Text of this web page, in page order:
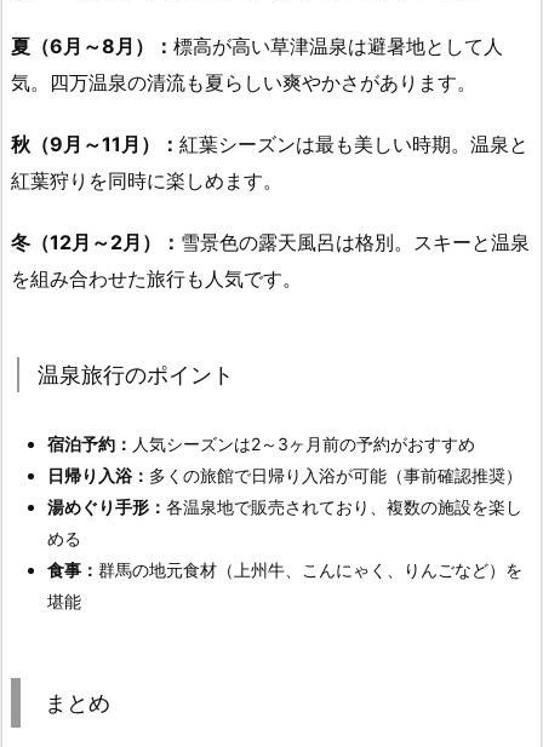
夏（6月～8月）： 標高が高い草津温泉は避暑地として人
気。四万温泉の清流も夏らしい爽やかさがあります。
秋（9月～11月）： 紅葉シーズンは最も美しい時期。温泉と
紅葉狩りを同時に楽しめます。
冬（12月～2月）： 雪景色の露天風呂は格別。スキーと温泉
を組み合わせた旅行も人気です。
温泉旅行のポイント
宿泊予約： 人気シーズンは2～3ヶ月前の予約がおすすめ
日帰り入浴： 多くの旅館で日帰り入浴が可能（事前確認推奨）
湯めぐり手形： 各温泉地で販売されており、複数の施設を楽し
める
食事： 群馬の地元食材（上州牛、こんにゃく、りんごなど）を
堪能
まとめ